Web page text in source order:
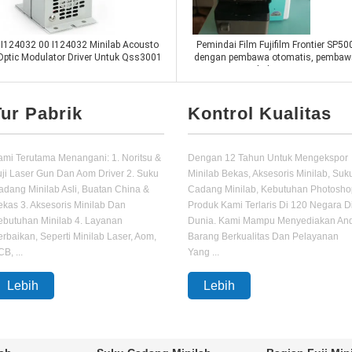
I124032 00 I124032 Minilab Acousto
Modulator Driver Untuk Qss3001
Pemindai Film Fujifilm Frontier
dengan pembawa otomatis,
Pabrik
Terutama Menangani: 1. Noritsu &
Laser Gun Dan Aom Driver 2. Suku
Minilab Asli, Buatan China &
3. Aksesoris Minilab Dan
Minilab 4. Layanan
Seperti Minilab Laser, Aom,
...
Lebih
Kontrol Kualitas
Dengan 12 Tahun Untuk Mengekspor
Minilab Bekas, Aksesoris Minilab,
Cadang Minilab, Kebutuhan
Produk Kami Terlaris Di 120 Negara Di
Dunia. Kami Mampu Menyediakan
Barang Berkualitas Dan Pelayanan
Yang ...
Lebih